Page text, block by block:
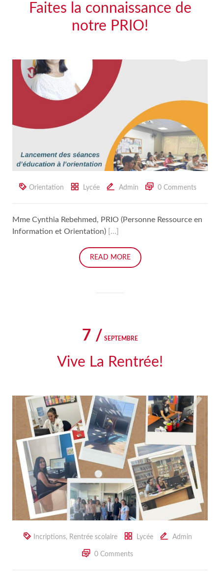
Faites la connaissance de
notre PRIO!
Orientation Lycée Admin 0 Comments
Mme Cynthia Rebehmed, PRIO (Personne Ressource en
Information et Orientation)
[…]
READ MORE
7 / SEPTEMBRE
Vive La Rentrée!
Incriptions, Rentrée scolaire Lycée Admin
0 Comments